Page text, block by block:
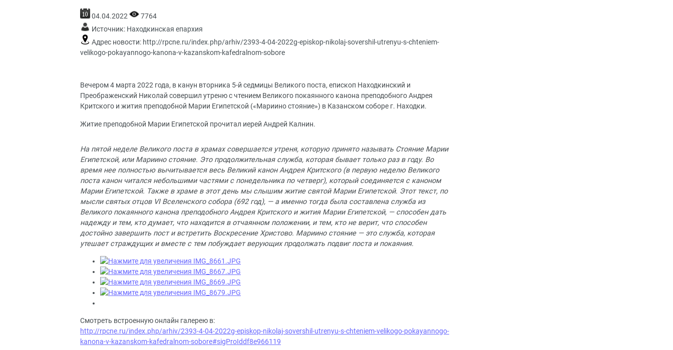
04.04.2022
7764
Источник: Находкинская епархия
Адрес новости: http://rpcne.ru/index.php/arhiv/2393-4-04-2022g-episkop-nikolaj-sovershil-utrenyu-s-chteniem-
velikogo-pokayannogo-kanona-v-kazanskom-kafedralnom-sobore
Вечером 4 марта 2022 года, в канун вторника 5-й седмицы Великого поста, епископ Находкинский и
Преображенский Николай совершил утреню с чтением Великого покаянного канона преподобного Андрея
Критского и жития преподобной Марии Египетской («Мариино стояние») в Казанском соборе г. Находки.
Житие преподобной Марии Египетской прочитал иерей Андрей Калнин.
На пятой неделе Великого поста в храмах совершается утреня, которую принято называть Стояние Марии
Египетской, или Мариино стояние. Это продолжительная служба, которая бывает только раз в году. Во
время нее полностью вычитывается весь Великий канон Андрея Критского (в первую неделю Великого
поста канон читался небольшими частями с понедельника по четверг), который соединяется с каноном
Марии Египетской. Также в храме в этот день мы слышим житие святой Марии Египетской. Этот текст, по
мысли святых отцов VI Вселенского собора (692 год), — а именно тогда была составлена служба из
Великого покаянного канона преподобного Андрея Критского и жития Марии Египетской, — способен дать
надежду и тем, кто думает, что находится в отчаянном положении, и тем, кто не верит, что способен
достойно завершить пост и встретить Воскресение Христово. Мариино стояние — это служба, которая
утешает страждущих и вместе с тем побуждает верующих продолжать подвиг поста и покаяния.
Смотреть встроенную онлайн галерею в:
http://rpcne.ru/index.php/arhiv/2393-4-04-2022g-episkop-nikolaj-sovershil-utrenyu-s-chteniem-velikogo-pokayannogo-
kanona-v-kazanskom-kafedralnom-sobore#sigProIddf8e966119